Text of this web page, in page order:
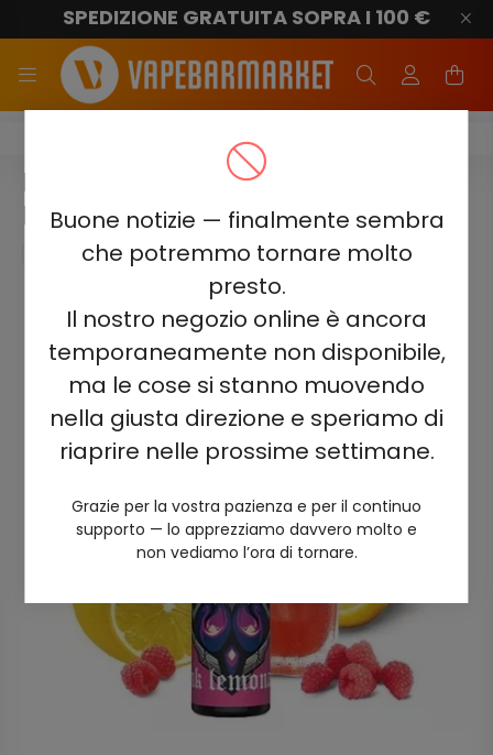
Buone notizie — finalmente sembra
che potremmo tornare molto
presto.
Il nostro negozio online è ancora
temporaneamente non disponibile,
ma le cose si stanno muovendo
nella giusta direzione e speriamo di
riaprire nelle prossime settimane.
Grazie per la vostra pazienza e per il continuo
supporto — lo apprezziamo davvero molto e
non vediamo l’ora di tornare.
SPEDIZIONE GRATUITA SOPRA I 100 €
ELF BAR 1500 Lux
ELF BAR 1500 LUX - PINK
LEMONADE 2%